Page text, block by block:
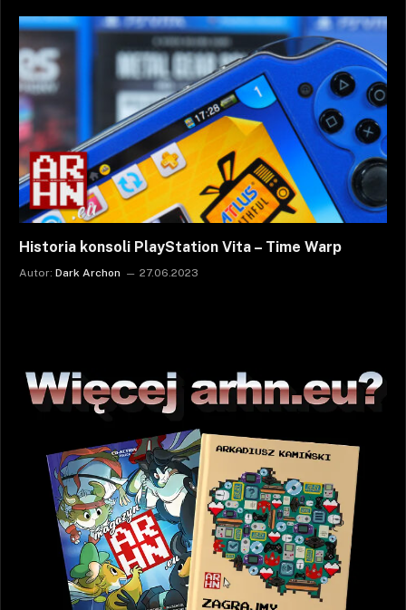
Historia konsoli PlayStation Vita – Time Warp
Autor: Dark Archon 27.06.2023